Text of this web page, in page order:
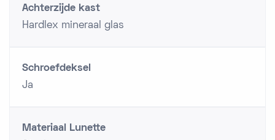
Achterzijde kast
Hardlex mineraal glas
Schroefdeksel
Ja
Materiaal Lunette